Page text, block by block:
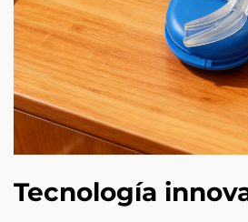
Tecnología